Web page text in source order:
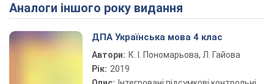
Play Video
Аналоги іншого року видання
ДПА Українська мова 4 клас
Автори: К. І. Пономарьова, Л. Гайова
Рік: 2019